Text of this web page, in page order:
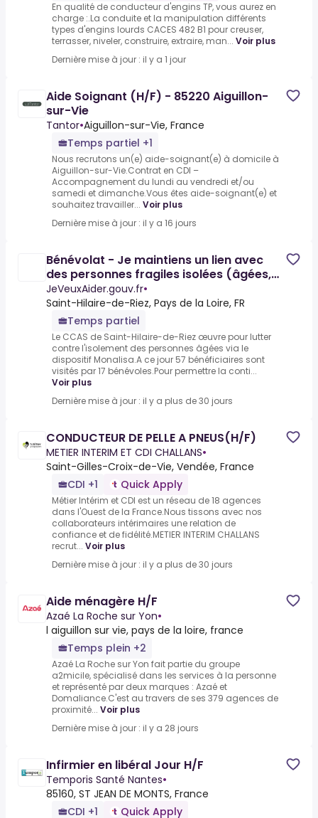
En qualité de conducteur d'engins TP, vous aurez en
charge :.La conduite et la manipulation différents
types d'engins lourds CACES 482 B1 pour creuser,
terrasser, niveler, construire, extraire, man... Voir plus
Dernière mise à jour : il y a 1 jour
Aide Soignant (H/F) - 85220 Aiguillon-
sur-Vie
Tantor•Aiguillon-sur-Vie, France
Temps partiel +1
Nous recrutons un(e) aide-soignant(e) à domicile à
Aiguillon-sur-Vie.Contrat en CDI –
Accompagnement du lundi au vendredi et/ou
samedi et dimanche.Vous êtes aide-soignant(e) et
souhaitez travailler... Voir plus
Dernière mise à jour : il y a 16 jours
Bénévolat - Je maintiens un lien avec
des personnes fragiles isolées (âgées,
malades, situation de
JeVeuxAider.gouv.fr•
Saint-Hilaire-de-Riez, Pays de la Loire, FR
Temps partiel
Le CCAS de Saint-Hilaire-de-Riez œuvre pour lutter
contre l'isolement des personnes âgées via le
dispositif Monalisa.A ce jour 57 bénéficiaires sont
visités par 17 bénévoles.Pour permettre la conti...
Voir plus
Dernière mise à jour : il y a plus de 30 jours
CONDUCTEUR DE PELLE A PNEUS(H/F)
METIER INTERIM ET CDI CHALLANS•
Saint-Gilles-Croix-de-Vie, Vendée, France
CDI +1
Quick Apply
Métier Intérim et CDI est un réseau de 18 agences
dans l'Ouest de la France.Nous tissons avec nos
collaborateurs intérimaires une relation de
confiance et de fidélité.METIER INTERIM CHALLANS
recrut... Voir plus
Dernière mise à jour : il y a plus de 30 jours
Aide ménagère H/F
Azaé La Roche sur Yon•
l aiguillon sur vie, pays de la loire, france
Temps plein +2
Azaé La Roche sur Yon fait partie du groupe
a2micile, spécialisé dans les services à la personne
et représenté par deux marques : Azaé et
Domaliance.C'est au travers de ses 379 agences de
proximité... Voir plus
Dernière mise à jour : il y a 28 jours
Infirmier en libéral Jour H/F
Temporis Santé Nantes•
85160, ST JEAN DE MONTS, France
CDI +1
Quick Apply